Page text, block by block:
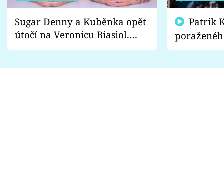
Sugar Denny a Kuběnka opět
útočí na Veronicu Biasiol.
Proč je podle nich falešná a
fanoušci